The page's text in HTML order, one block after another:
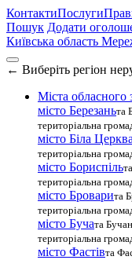
КонтактиПослуги
Пошук Додати
Київська область
← Виберіть регіон
Міста обласного
місто Березаньта
територіальна
місто Біла Церква
територіальна
місто Бориспіль
територіальна
місто Броварита
територіальна
місто Бучата
територіальна
місто Фастівта